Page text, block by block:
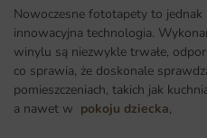
Nowoczesne fototapety to
innowacyjna technologia.
winylu są niezwykle trwałe,
co sprawia, że doskonale
pomieszczeniach, takich jak
a nawet w pokoju dziecka,